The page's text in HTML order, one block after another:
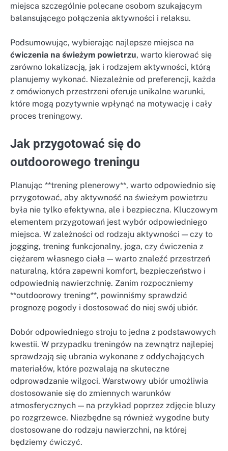
miejsca szczególnie polecane osobom szukającym
balansującego połączenia aktywności i relaksu.
Podsumowując, wybierając najlepsze miejsca na
ćwiczenia na świeżym powietrzu, warto kierować się
zarówno lokalizacją, jak i rodzajem aktywności, którą
planujemy wykonać. Niezależnie od preferencji, każda
z omówionych przestrzeni oferuje unikalne warunki,
które mogą pozytywnie wpłynąć na motywację i cały
proces treningowy.
Jak przygotować się do
outdoorowego treningu
Planując **trening plenerowy**, warto odpowiednio się
przygotować, aby aktywność na świeżym powietrzu
była nie tylko efektywna, ale i bezpieczna. Kluczowym
elementem przygotowań jest wybór odpowiedniego
miejsca. W zależności od rodzaju aktywności — czy to
jogging, trening funkcjonalny, joga, czy ćwiczenia z
ciężarem własnego ciała — warto znaleźć przestrzeń
naturalną, która zapewni komfort, bezpieczeństwo i
odpowiednią nawierzchnię. Zanim rozpoczniemy
**outdoorowy trening**, powinniśmy sprawdzić
prognozę pogody i dostosować do niej swój ubiór.
Dobór odpowiedniego stroju to jedna z podstawowych
kwestii. W przypadku treningów na zewnątrz najlepiej
sprawdzają się ubrania wykonane z oddychających
materiałów, które pozwalają na skuteczne
odprowadzanie wilgoci. Warstwowy ubiór umożliwia
dostosowanie się do zmiennych warunków
atmosferycznych — na przykład poprzez zdjęcie bluzy
po rozgrzewce. Niezbędne są również wygodne buty
dostosowane do rodzaju nawierzchni, na której
będziemy ćwiczyć.